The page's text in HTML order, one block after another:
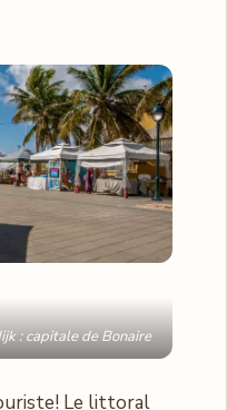
: capitale de Bonaire
Le littoral